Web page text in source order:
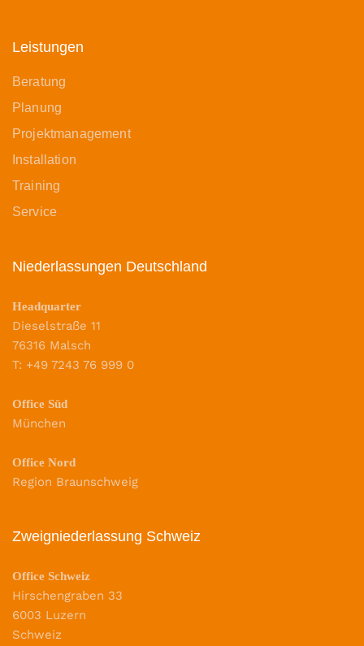
Leistungen
Beratung
Planung
Projektmanagement
Installation
Training
Service
Niederlassungen Deutschland
Headquarter
Dieselstraße 11
76316 Malsch
T: +49 7243 76 999 0
Office Süd
München
Office Nord
Region Braunschweig
Zweigniederlassung Schweiz
Office Schweiz
Hirschengraben 33
6003 Luzern
Schweiz